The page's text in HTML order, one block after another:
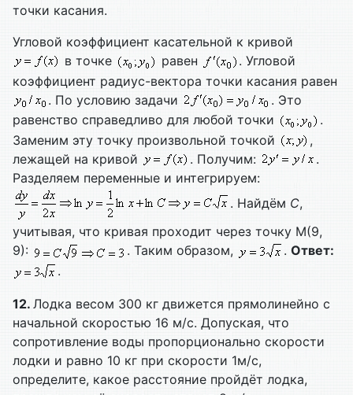
точки касания.
Угловой коэффициент касательной к кривой
в точке
равен
. Угловой
коэффициент радиус-вектора точки касания равен
. По условию задачи
. Это
равенство справедливо для любой точки
.
Заменим эту точку произвольной точкой
,
лежащей на кривой
. Получим:
.
Разделяем переменные и интегрируем:
. Найдём C,
учитывая, что кривая проходит через точку М(9,
9):
. Таким образом, . Ответ:
.
12. Лодка весом 300 кг движется прямолинейно с
начальной скоростью 16 м/с. Допуская, что
сопротивление воды пропорционально скорости
лодки и равно 10 кг при скорости 1м/с,
определите, какое расстояние пройдёт лодка,